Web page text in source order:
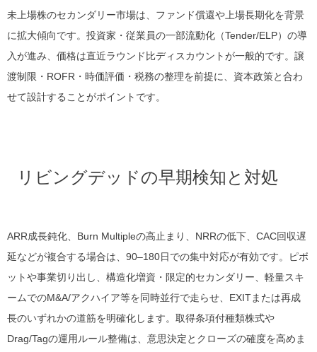
未上場株のセカンダリー市場は、ファンド償還や上場長期化を背景
に拡大傾向です。投資家・従業員の一部流動化（Tender/ELP）の導
入が進み、価格は直近ラウンド比ディスカウントが一般的です。譲
渡制限・ROFR・時価評価・税務の整理を前提に、資本政策と合わ
せて設計することがポイントです。
リビングデッドの早期検知と対処
ARR成長鈍化、Burn Multipleの高止まり、NRRの低下、CAC回収遅
延などが複合する場合は、90–180日での集中対応が有効です。ピボ
ットや事業切り出し、構造化増資・限定的セカンダリー、軽量スキ
ームでのM&A/アクハイア等を同時並行で走らせ、EXITまたは再成
長のいずれかの道筋を明確化します。取得条項付種類株式や
Drag/Tagの運用ルール整備は、意思決定とクローズの確度を高めま